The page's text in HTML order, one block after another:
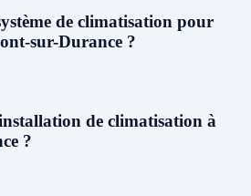
de climatisation pour
sur-Durance ?
leclimat méditerranéen et les étés
35°C), nous recommandons une
pour les maisons individuelles. Elle
une chaudière gaz ou fioul, la
de climatisation à
?